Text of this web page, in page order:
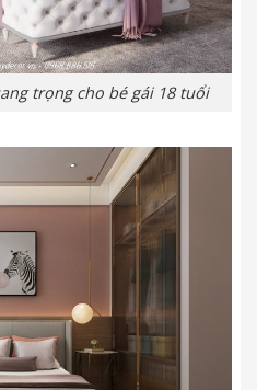
trọng cho bé gái 18 tuổi